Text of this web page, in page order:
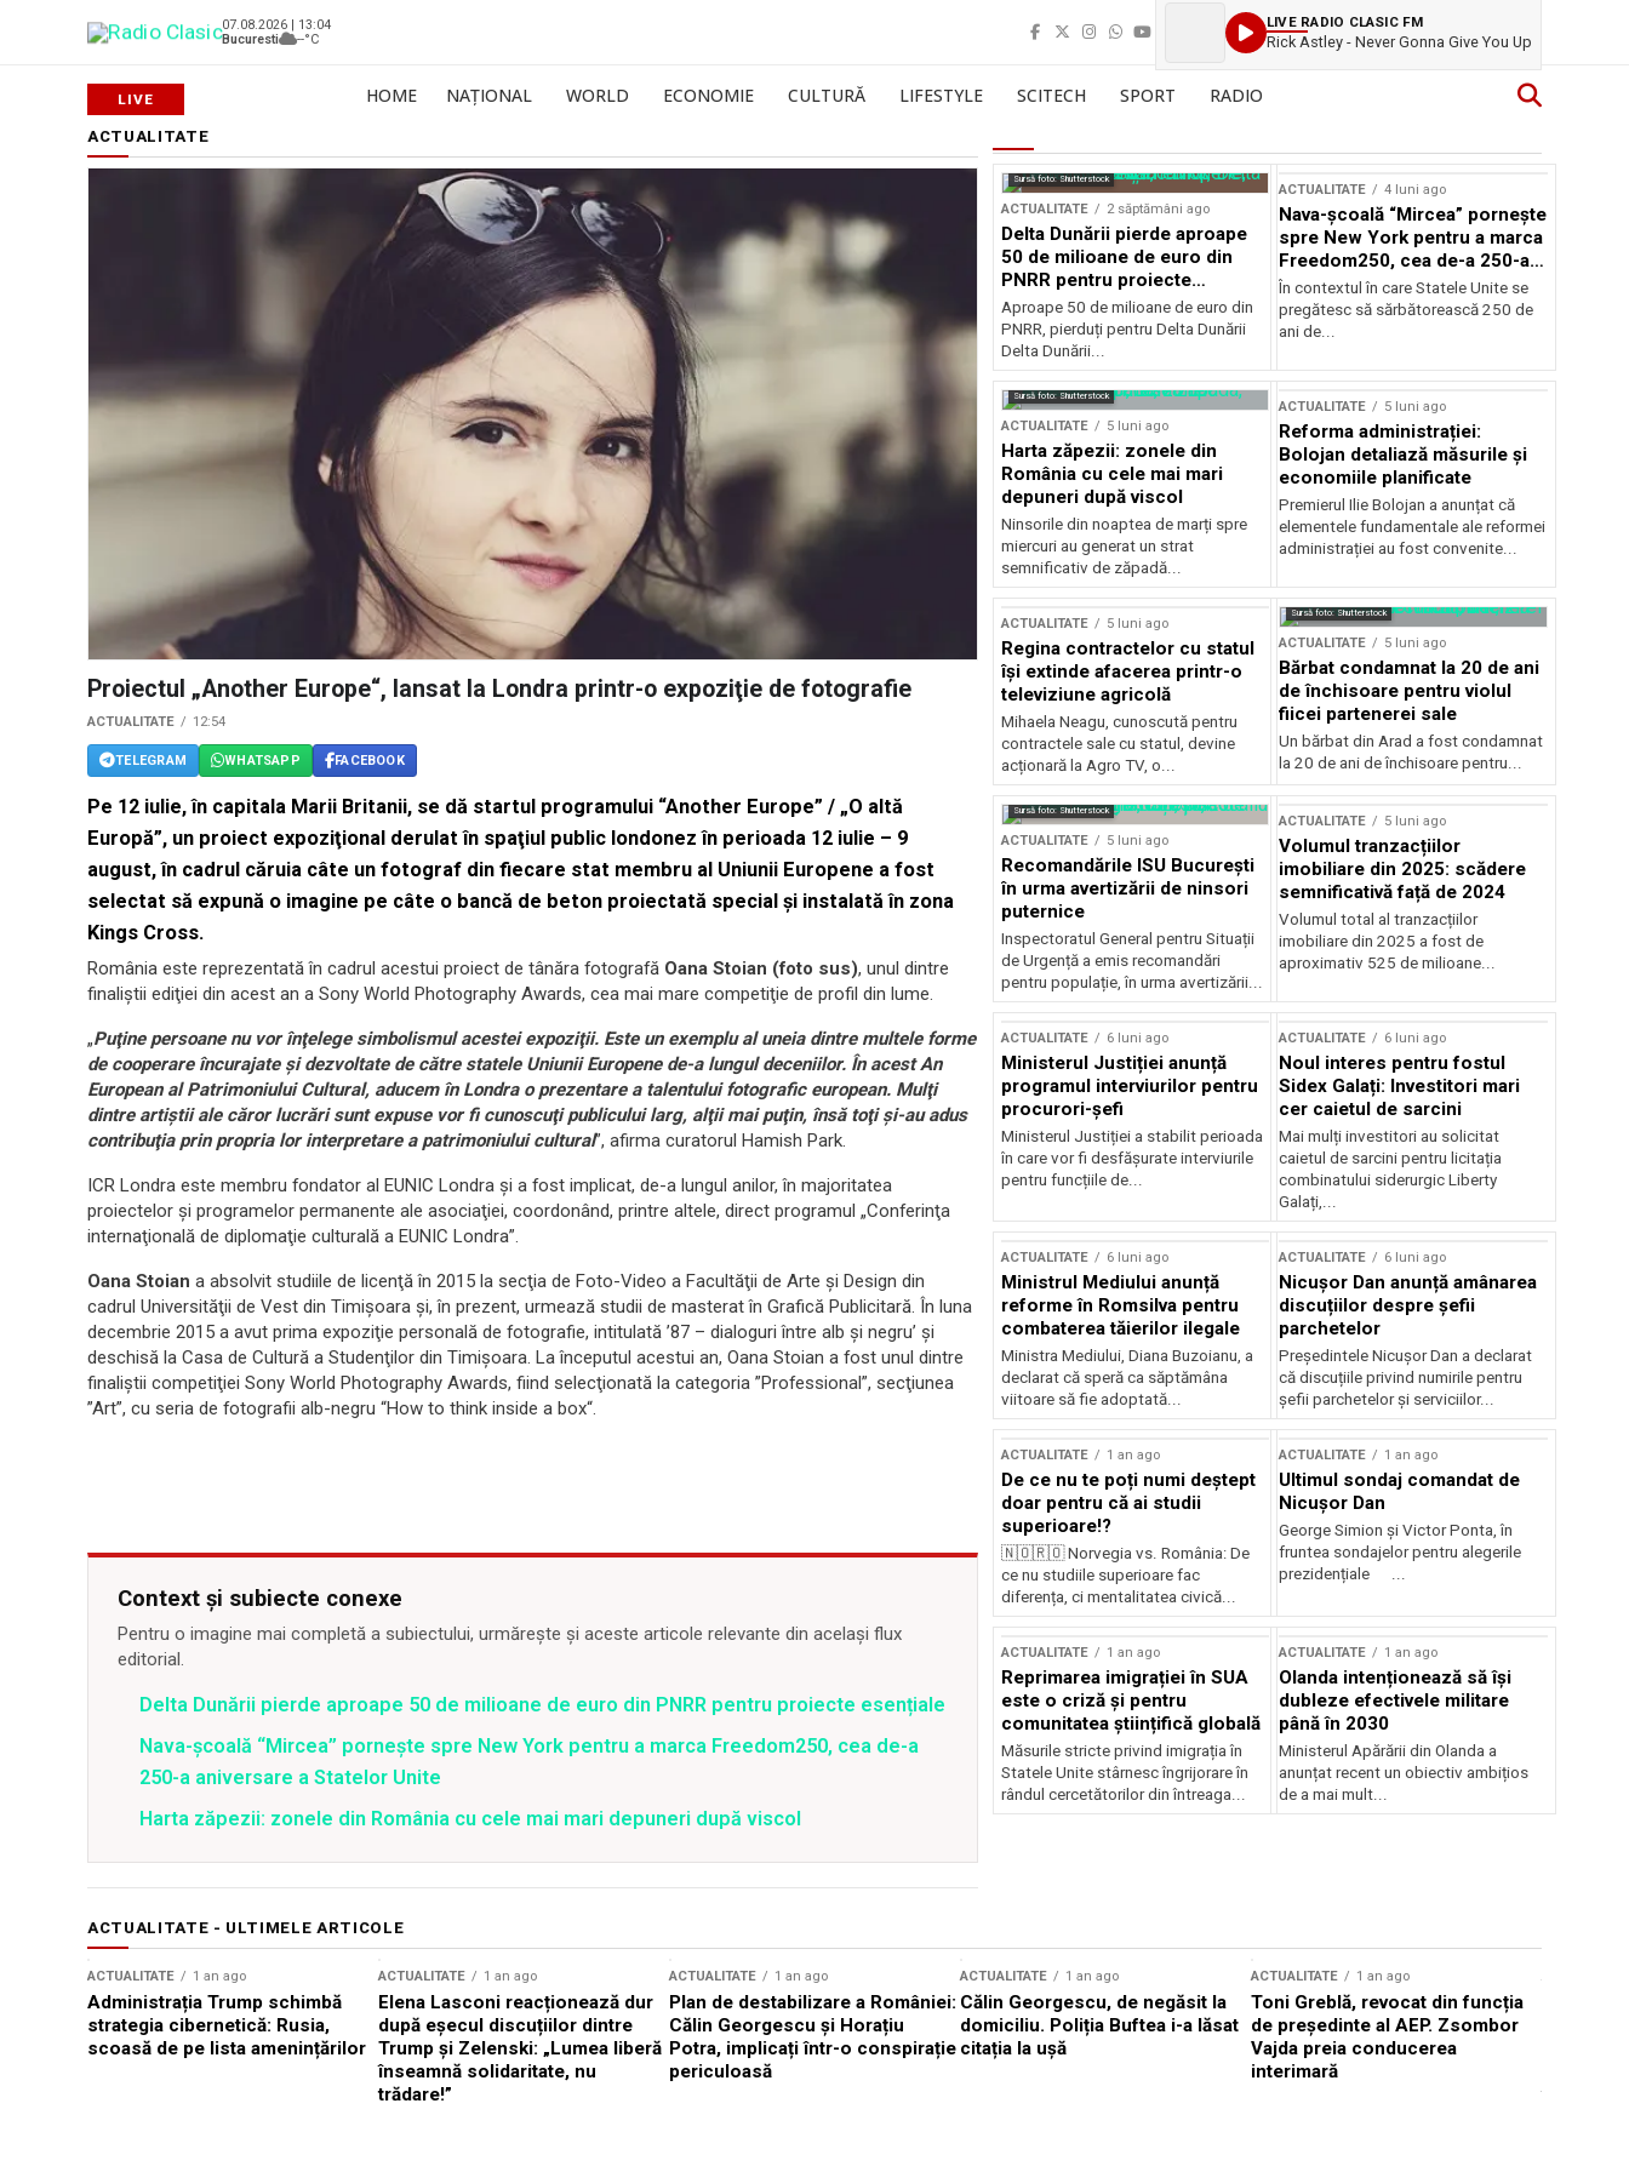
07.08.2026 | 13:04
Bucuresti
--°C
LIVE RADIO CLASIC FM
Rick Astley - Never Gonna Give You Up
HOME NAȚIONAL WORLD ECONOMIE CULTURĂ LIFESTYLE SCITECH SPORT RADIO
ACTUALITATE
Proiectul „Another Europe“, lansat la Londra printr-o expoziţie de fotografie
ACTUALITATE 12:54
TELEGRAM WHATSAPP FACEBOOK
Pe 12 iulie, în capitala Marii Britanii, se dă startul programului “Another Europe” / „O altă
Europă”, un proiect expoziţional derulat în spaţiul public londonez în perioada 12 iulie – 9
august, în cadrul căruia câte un fotograf din fiecare stat membru al Uniunii Europene a fost
selectat să expună o imagine pe câte o bancă de beton proiectată special şi instalată în zona
Kings Cross.
România este reprezentată în cadrul acestui proiect de tânăra fotografă Oana Stoian (foto sus), unul dintre
finaliştii ediţiei din acest an a Sony World Photography Awards, cea mai mare competiţie de profil din lume.
„Puţine persoane nu vor înţelege simbolismul acestei expoziţii. Este un exemplu al uneia dintre multele forme
de cooperare încurajate şi dezvoltate de către statele Uniunii Europene de-a lungul deceniilor. În acest An
European al Patrimoniului Cultural, aducem în Londra o prezentare a talentului fotografic european. Mulţi
dintre artiştii ale căror lucrări sunt expuse vor fi cunoscuţi publicului larg, alţii mai puţin, însă toţi şi-au adus
contribuţia prin propria lor interpretare a patrimoniului cultural”, afirma curatorul Hamish Park.
ICR Londra este membru fondator al EUNIC Londra şi a fost implicat, de-a lungul anilor, în majoritatea
proiectelor şi programelor permanente ale asociaţiei, coordonând, printre altele, direct programul „Conferinţa
internaţională de diplomaţie culturală a EUNIC Londra”.
Oana Stoian a absolvit studiile de licenţă în 2015 la secţia de Foto-Video a Facultăţii de Arte şi Design din
cadrul Universităţii de Vest din Timişoara şi, în prezent, urmează studii de masterat în Grafică Publicitară. În luna
decembrie 2015 a avut prima expoziţie personală de fotografie, intitulată ’87 – dialoguri între alb şi negru’ şi
deschisă la Casa de Cultură a Studenţilor din Timişoara. La începutul acestui an, Oana Stoian a fost unul dintre
finaliştii competiţiei Sony World Photography Awards, fiind selecţionată la categoria ”Professional”, secţiunea
”Art”, cu seria de fotografii alb-negru “How to think inside a box“.
Context și subiecte conexe
Pentru o imagine mai completă a subiectului, urmărește și aceste articole relevante din același flux
editorial.
Delta Dunării pierde aproape 50 de milioane de euro din PNRR pentru proiecte esențiale
Nava-școală “Mircea” pornește spre New York pentru a marca Freedom250, cea de-a
250-a aniversare a Statelor Unite
Harta zăpezii: zonele din România cu cele mai mari depuneri după viscol
Sursă foto: Shutterstock
ACTUALITATE 2 săptămâni ago
Delta Dunării pierde aproape
50 de milioane de euro din
PNRR pentru proiecte
esențiale
Aproape 50 de milioane de euro din
PNRR, pierduți pentru Delta Dunării
Delta Dunării...
ACTUALITATE 4 luni ago
Nava-școală “Mircea” pornește
spre New York pentru a marca
Freedom250, cea de-a 250-a
aniversare a Statelor Unite
În contextul în care Statele Unite se
pregătesc să sărbătorească 250 de
ani de...
Sursă foto: Shutterstock
ACTUALITATE 5 luni ago
Harta zăpezii: zonele din
România cu cele mai mari
depuneri după viscol
Ninsorile din noaptea de marți spre
miercuri au generat un strat
semnificativ de zăpadă...
ACTUALITATE 5 luni ago
Reforma administrației:
Bolojan detaliază măsurile și
economiile planificate
Premierul Ilie Bolojan a anunțat că
elementele fundamentale ale reformei
administrației au fost convenite...
ACTUALITATE 5 luni ago
Regina contractelor cu statul
își extinde afacerea printr-o
televiziune agricolă
Mihaela Neagu, cunoscută pentru
contractele sale cu statul, devine
acționară la Agro TV, o...
Sursă foto: Shutterstock
ACTUALITATE 5 luni ago
Bărbat condamnat la 20 de ani
de închisoare pentru violul
fiicei partenerei sale
Un bărbat din Arad a fost condamnat
la 20 de ani de închisoare pentru...
Sursă foto: Shutterstock
ACTUALITATE 5 luni ago
Recomandările ISU București
în urma avertizării de ninsori
puternice
Inspectoratul General pentru Situații
de Urgență a emis recomandări
pentru populație, în urma avertizării...
ACTUALITATE 5 luni ago
Volumul tranzacțiilor
imobiliare din 2025: scădere
semnificativă față de 2024
Volumul total al tranzacțiilor
imobiliare din 2025 a fost de
aproximativ 525 de milioane...
ACTUALITATE 6 luni ago
Ministerul Justiției anunță
programul interviurilor pentru
procurori-șefi
Ministerul Justiției a stabilit perioada
în care vor fi desfășurate interviurile
pentru funcțiile de...
ACTUALITATE 6 luni ago
Noul interes pentru fostul
Sidex Galați: Investitori mari
cer caietul de sarcini
Mai mulți investitori au solicitat
caietul de sarcini pentru licitația
combinatului siderurgic Liberty
Galați,...
ACTUALITATE 6 luni ago
Ministrul Mediului anunță
reforme în Romsilva pentru
combaterea tăierilor ilegale
Ministra Mediului, Diana Buzoianu, a
declarat că speră ca săptămâna
viitoare să fie adoptată...
ACTUALITATE 6 luni ago
Nicușor Dan anunță amânarea
discuțiilor despre șefii
parchetelor
Președintele Nicușor Dan a declarat
că discuțiile privind numirile pentru
șefii parchetelor și serviciilor...
ACTUALITATE 1 an ago
De ce nu te poți numi deștept
doar pentru că ai studii
superioare!?
🇳🇴🇷🇴 Norvegia vs. România: De
ce nu studiile superioare fac
diferența, ci mentalitatea civică...
ACTUALITATE 1 an ago
Ultimul sondaj comandat de
Nicușor Dan
George Simion și Victor Ponta, în
fruntea sondajelor pentru alegerile
prezidențiale ...
ACTUALITATE 1 an ago
Reprimarea imigrației în SUA
este o criză și pentru
comunitatea științifică globală
Măsurile stricte privind imigrația în
Statele Unite stârnesc îngrijorare în
rândul cercetătorilor din întreaga...
ACTUALITATE 1 an ago
Olanda intenționează să își
dubleze efectivele militare
până în 2030
Ministerul Apărării din Olanda a
anunțat recent un obiectiv ambițios
de a mai mult...
ACTUALITATE - ULTIMELE ARTICOLE
ACTUALITATE 1 an ago
Administrația Trump schimbă
strategia cibernetică: Rusia,
scoasă de pe lista amenințărilor
ACTUALITATE 1 an ago
Elena Lasconi reacționează dur
după eșecul discuțiilor dintre
Trump și Zelenski: „Lumea liberă
înseamnă solidaritate, nu
trădare!”
ACTUALITATE 1 an ago
Plan de destabilizare a României:
Călin Georgescu și Horațiu
Potra, implicați într-o conspirație
periculoasă
ACTUALITATE 1 an ago
Călin Georgescu, de negăsit la
domiciliu. Poliția Buftea i-a lăsat
citația la ușă
ACTUALITATE 1 an ago
Toni Greblă, revocat din funcția
de președinte al AEP. Zsombor
Vajda preia conducerea
interimară